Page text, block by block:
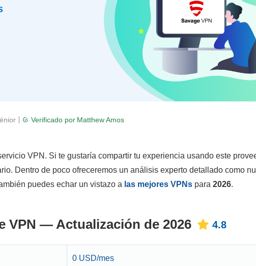
Verificado por Matthew Amos
VPN. Si te gustaría compartir tu experiencia usando este
Dentro de poco ofreceremos un análisis experto detallado como
puedes echar un vistazo a las mejores VPNs para 2026.
VPN — Actualización de 2026 4.8
0 USD/mes